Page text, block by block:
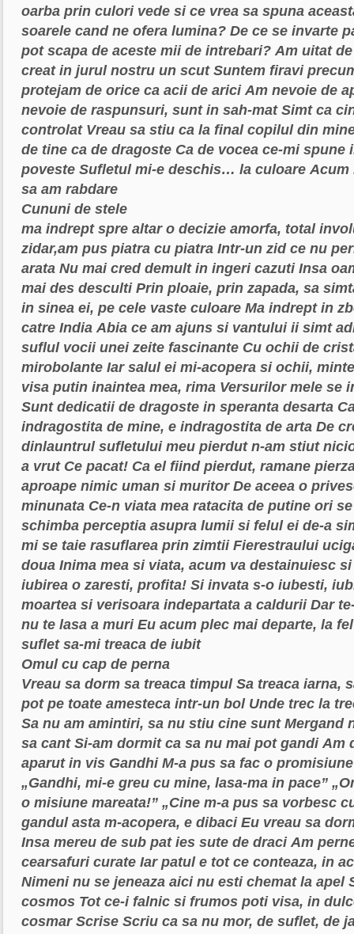
oarba prin culori vede si ce vrea sa spuna
soarele cand ne ofera lumina? De ce se invarte
pot scapa de aceste mii de intrebari? Am uitat
creat in jurul nostru un scut Suntem firavi
protejam de orice ca acii de arici Am nevoie de
nevoie de raspunsuri, sunt in sah-mat Simt ca
controlat Vreau sa stiu ca la final copilul din
de tine ca de dragoste Ca de vocea ce-mi spune
poveste Sufletul mi-e deschis… la culoare Acum
sa am rabdare
Cununi de stele
ma indrept spre altar o decizie amorfa, total
zidar,am pus piatra cu piatra Intr-un zid ce nu
arata Nu mai cred demult in ingeri cazuti Insa
mai des desculti Prin ploaie, prin zapada, sa
in sinea ei, pe cele vaste culoare Ma indrept in
catre India Abia ce am ajuns si vantului ii simt
suflul vocii unei zeite fascinante Cu ochii de
mirobolante Iar salul ei mi-acopera si ochii,
visa putin inaintea mea, rima Versurilor mele se
Sunt dedicatii de dragoste in speranta desarta
indragostita de mine, e indragostita de arta De
dinlauntrul sufletului meu pierdut n-am stiut
a vrut Ce pacat! Ca el fiind pierdut, ramane
aproape nimic uman si muritor De aceea o
minunata Ce-n viata mea ratacita de putine ori
schimba perceptia asupra lumii si felul ei de-a
mi se taie rasuflarea prin zimtii Fierestraului
doua Inima mea si viata, acum va destainuiesc
iubirea o zaresti, profita! Si invata s-o iubesti,
moartea si verisoara indepartata a caldurii Dar
nu te lasa a muri Eu acum plec mai departe, la
suflet sa-mi treaca de iubit
Omul cu cap de perna
Vreau sa dorm sa treaca timpul Sa treaca iarna,
pot pe toate amesteca intr-un bol Unde trec la
Sa nu am amintiri, sa nu stiu cine sunt Mergand
sa cant Si-am dormit ca sa nu mai pot gandi Am
aparut in vis Gandhi M-a pus sa fac o
„Gandhi, mi-e greu cu mine, lasa-ma in pace”
o misiune mareata!” „Cine m-a pus sa vorbesc
gandul asta m-acopera, e dibaci Eu vreau sa
Insa mereu de sub pat ies sute de draci Am
cearsafuri curate Iar patul e tot ce conteaza, in
Nimeni nu se jeneaza aici nu esti chemat la apel
cosmos Tot ce-i falnic si frumos poti visa, in
cosmar Scrise Scriu ca sa nu mor, de suflet, de